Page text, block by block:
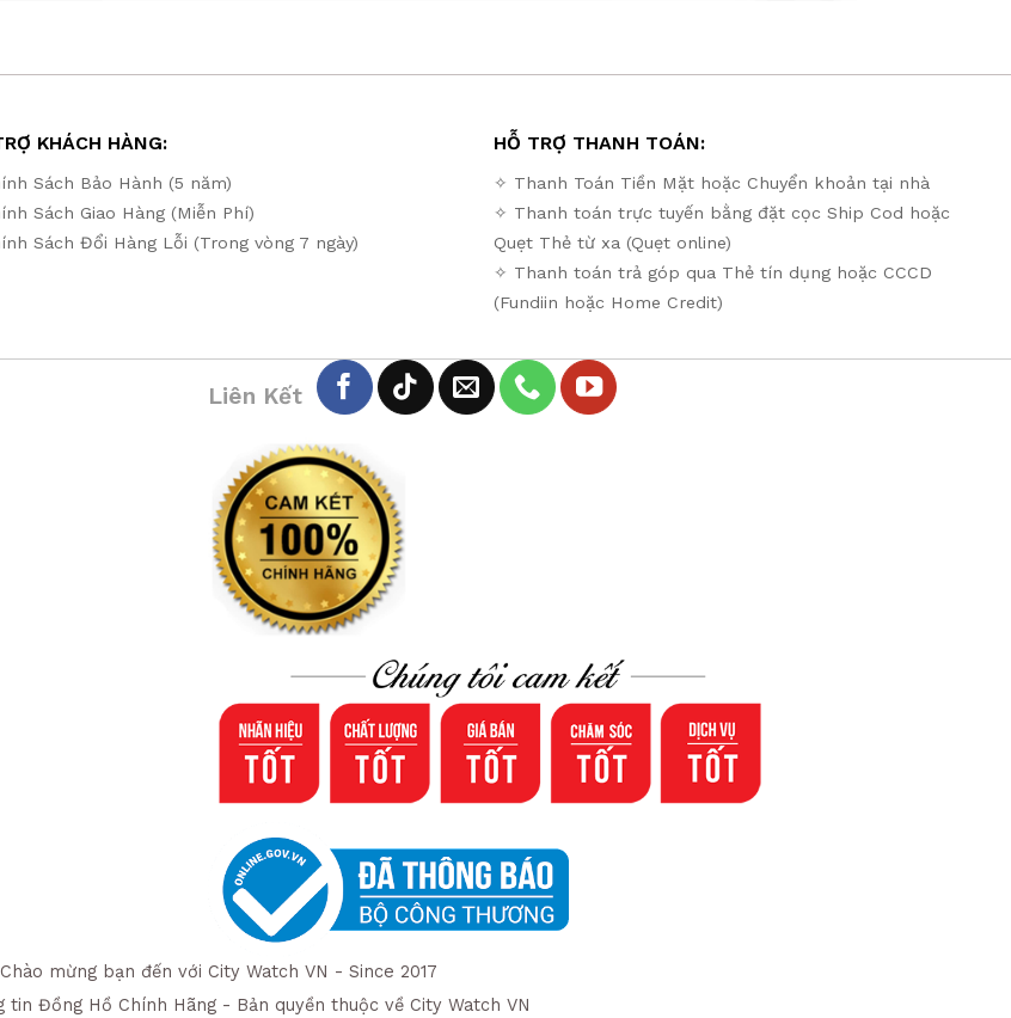
KHÁCH HÀNG:
Sách Bảo Hành (5 năm)
Sách Giao Hàng (Miễn Phí)
Sách Đổi Hàng Lỗi (Trong vòng 7 ngày)
HỖ TRỢ THANH TOÁN:
✧ Thanh Toán Tiền Mặt hoặc Chuyển khoản tại nhà
✧ Thanh toán trực tuyến bằng đặt cọc Ship Cod hoặc
Quẹt Thẻ từ xa (Quẹt online)
✧ Thanh toán trả góp qua Thẻ tín dụng hoặc CCCD
(Fundiin hoặc Home Credit)
Liên Kết
mừng bạn đến với City Watch VN - Since 2017
Đồng Hồ Chính Hãng - Bản quyền thuộc về City Watch VN